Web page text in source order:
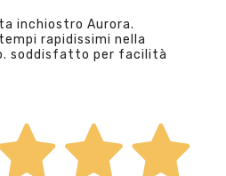
inchiostro Aurora.
rapidissimi nella
soddisfatto per facilità